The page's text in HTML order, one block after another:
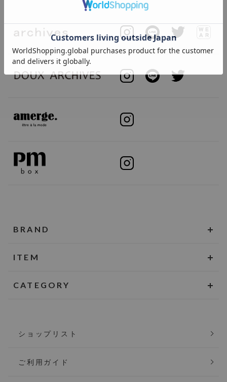
BRAND
ITEM
CATEGORY
ショップリスト
ご利用ガイド